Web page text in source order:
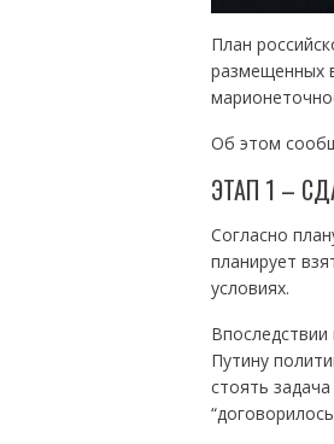
План
размещенных
Об этом
ЭТАП 1 –
Согласно
планирует
условиях.
Путину
стоять